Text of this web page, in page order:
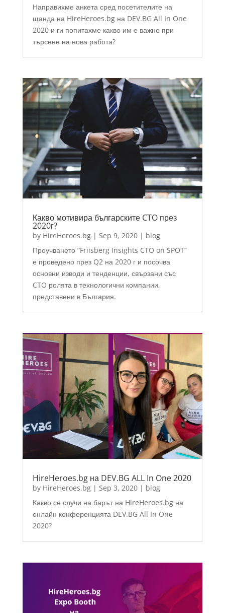
Направихме анкета сред посетителите на
щанда на HireHeroes.bg на DEV.BG All In One
2020 и ги попитахме какво им е важно при
търсене на нова работа?
Какво мотивира българските CTO през
2020г?
by HireHeroes.bg| Sep 9, 2020| blog
Проучването “Friisberg Insights CTO on SPOT”
е проведено през Q2 на 2020 г и посочва
основни изводи и тенденции, свързани със
CTO ролята в технологични компании,
представени в България.
HireHeroes.bg на DEV.BG ALL In One 2020
by HireHeroes.bg| Sep 3, 2020| blog
Какво се случи на барът на HireHeroes.bg на
онлайн конференцията DEV.BG All In One
2020?